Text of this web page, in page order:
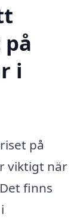
i
på
viktigt när
finns